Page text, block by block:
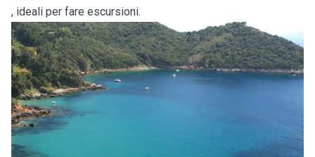
, ideali per fare escursioni.